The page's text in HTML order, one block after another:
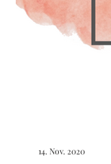
14. Nov. 2020